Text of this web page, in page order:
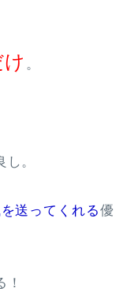
。
。
送ってくれる優
！